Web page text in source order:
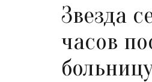
Звезда
часов